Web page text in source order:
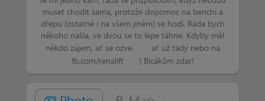
muset chodit sama, protože dopomoc na benchi a
dřepu (ostatně i na všem jiném) se hodí. Ráda bych
někoho našla, ve dvou se to lépe táhne. Kdyby měl
někdo zájem, ať se ozve.
ať už tady nebo na
fb.com/renalift
) Bicákům zdar!
Tak zni to zajimave ?
renalift more than a week
zajímavě?
No, spíš tréninky jsou
zajímavé, tvrdé až stříká kev
ano, u